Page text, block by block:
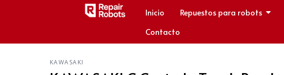
Inicio Repuestos para robots
Contacto
KAWASAKI